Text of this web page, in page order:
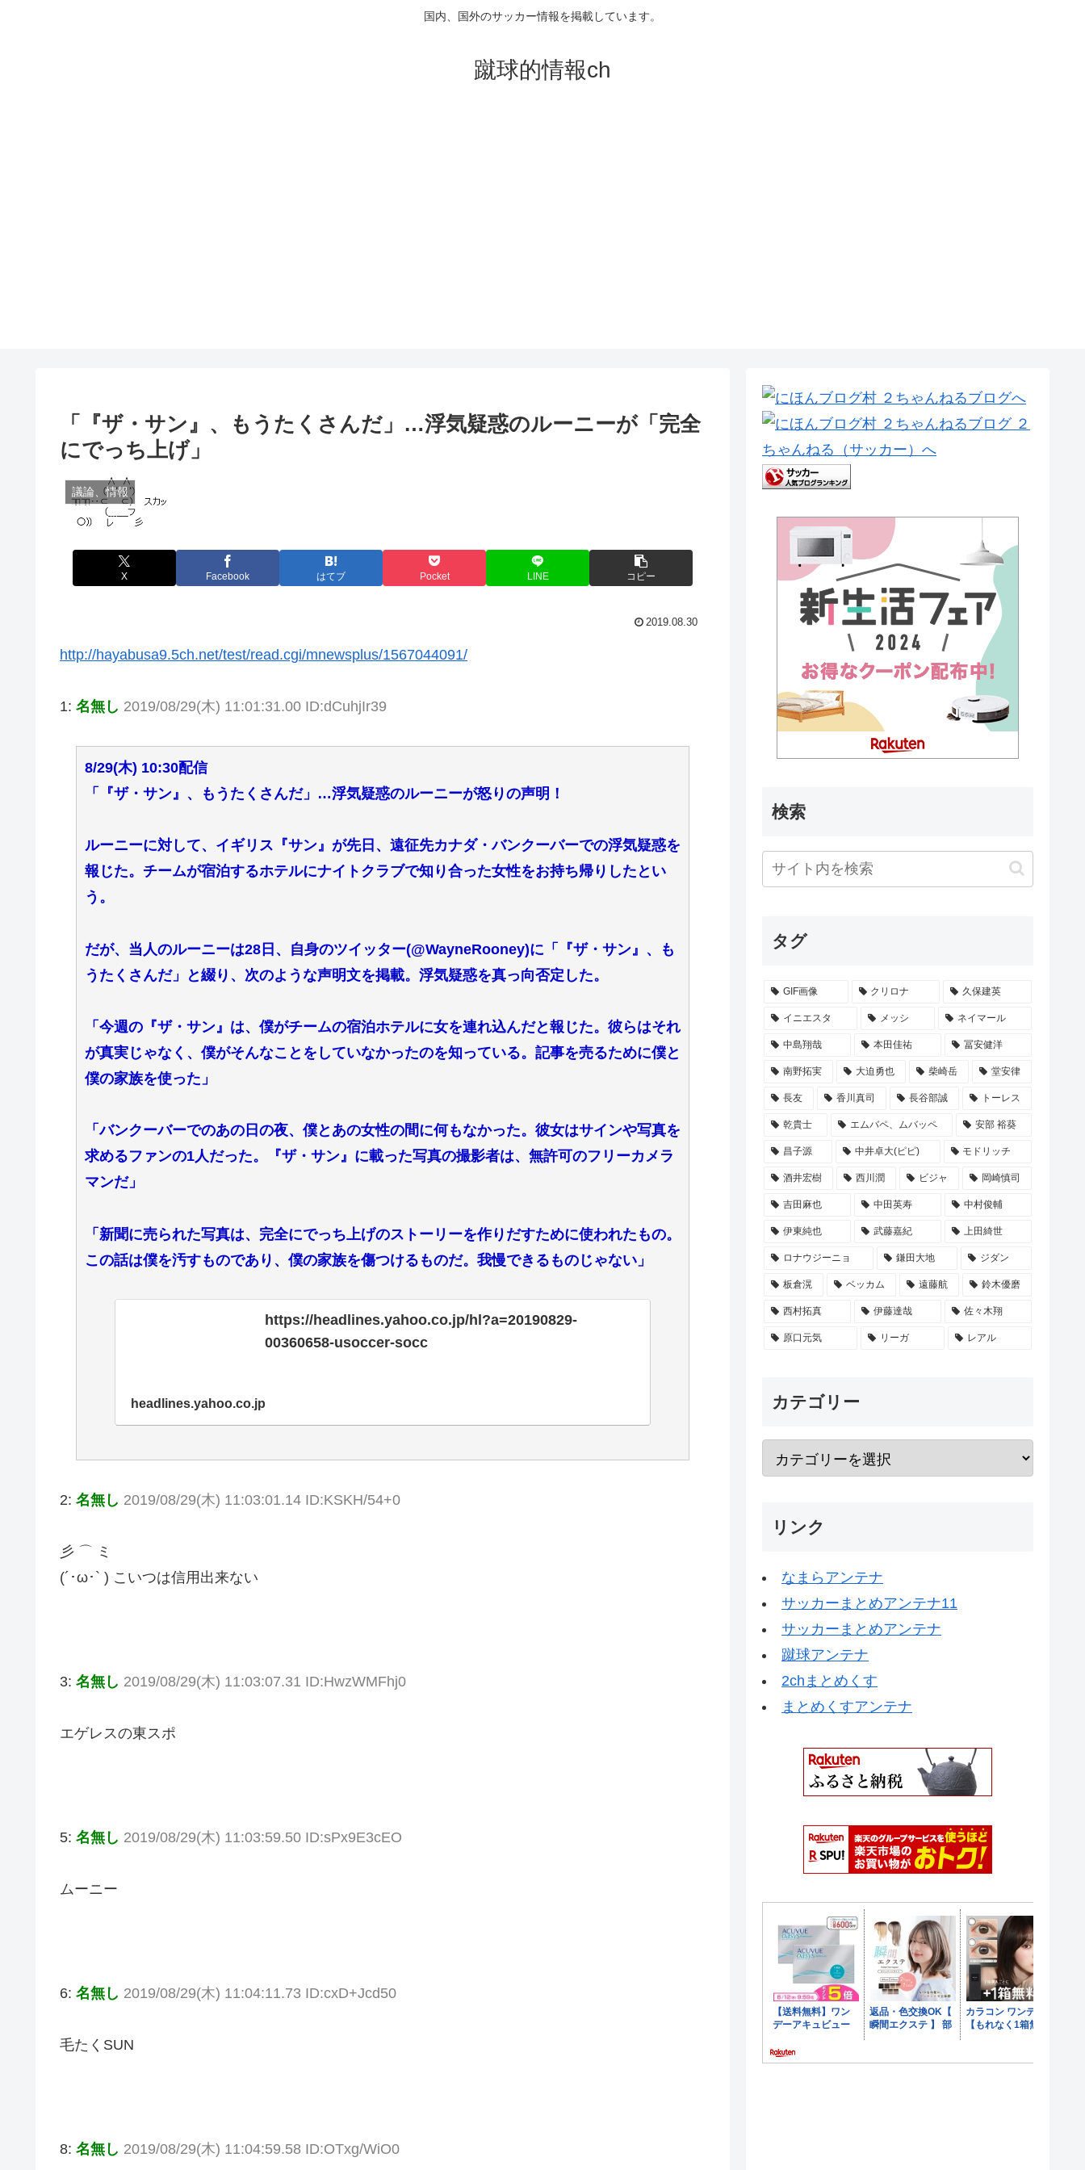
国内、国外のサッカー情報を掲載しています。
蹴球的情報ch
「『ザ・サン』、もうたくさんだ」…浮気疑惑のルーニーが「完全
にでっち上げ」
議論、情報
X Facebook はてブ Pocket LINE コピー
2019.08.30
http://hayabusa9.5ch.net/test/read.cgi/mnewsplus/1567044091/
1: 名無し 2019/08/29(木) 11:01:31.00 ID:dCuhjIr39
8/29(木) 10:30配信
「『ザ・サン』、もうたくさんだ」…浮気疑惑のルーニーが怒りの声明！
ルーニーに対して、イギリス『サン』が先日、遠征先カナダ・バンクーバーでの浮気疑惑を
報じた。チームが宿泊するホテルにナイトクラブで知り合った女性をお持ち帰りしたとい
う。
だが、当人のルーニーは28日、自身のツイッター(@WayneRooney)に「『ザ・サン』、も
うたくさんだ」と綴り、次のような声明文を掲載。浮気疑惑を真っ向否定した。
「今週の『ザ・サン』は、僕がチームの宿泊ホテルに女を連れ込んだと報じた。彼らはそれ
が真実じゃなく、僕がそんなことをしていなかったのを知っている。記事を売るために僕と
僕の家族を使った」
「バンクーバーでのあの日の夜、僕とあの女性の間に何もなかった。彼女はサインや写真を
求めるファンの1人だった。『ザ・サン』に載った写真の撮影者は、無許可のフリーカメラ
マンだ」
「新聞に売られた写真は、完全にでっち上げのストーリーを作りだすために使われたもの。
この話は僕を汚すものであり、僕の家族を傷つけるものだ。我慢できるものじゃない」
https://headlines.yahoo.co.jp/hl?a=20190829-
00360658-usoccer-socc
headlines.yahoo.co.jp
2: 名無し 2019/08/29(木) 11:03:01.14 ID:KSKH/54+0
彡 ⌒ ミ
(´･ω･` ) こいつは信用出来ない
3: 名無し 2019/08/29(木) 11:03:07.31 ID:HwzWMFhj0
エゲレスの東スポ
5: 名無し 2019/08/29(木) 11:03:59.50 ID:sPx9E3cEO
ムーニー
6: 名無し 2019/08/29(木) 11:04:11.73 ID:cxD+Jcd50
毛たくSUN
8: 名無し 2019/08/29(木) 11:04:59.58 ID:OTxg/WiO0
検索
タグ
GIF画像 クリロナ 久保建英
イニエスタ メッシ ネイマール
中島翔哉 本田佳祐 冨安健洋
南野拓実 大迫勇也 柴崎岳 堂安律
長友 香川真司 長谷部誠 トーレス
乾貴士 エムバペ、ムバッペ 安部 裕葵
昌子源 中井卓大(ピピ) モドリッチ
酒井宏樹 西川潤 ビジャ 岡崎慎司
吉田麻也 中田英寿 中村俊輔
伊東純也 武藤嘉紀 上田綺世
ロナウジーニョ 鎌田大地 ジダン
板倉滉 ベッカム 遠藤航 鈴木優磨
西村拓真 伊藤達哉 佐々木翔
原口元気 リーガ レアル
カテゴリー
リンク
なまらアンテナ
サッカーまとめアンテナ11
サッカーまとめアンテナ
蹴球アンテナ
2chまとめくす
まとめくすアンテナ